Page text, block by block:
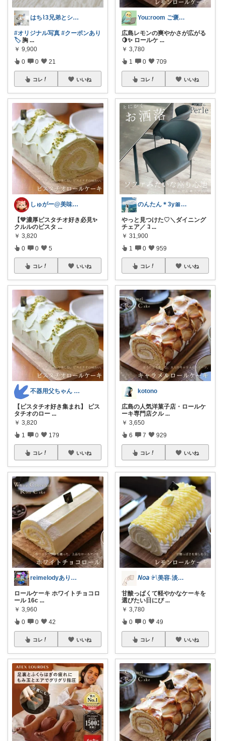
はち⌇3兄弟とシンプルな暮らし
#オリジナル写真 #クーポンあり
🏷️胸 ...
￥ 9,900
0 0 21
コレ いいね
しゅがー@美味しいスイーツや雑貨紹介
【💚濃厚ピスタチオ好き必見✨
クルルのピスタ ...
￥ 3,820
0 0 5
コレ いいね
不器用父ちゃん 送料無料お得スイーツ🍩
【ピスタチオ好き集まれ】 ピス
タチオのロー ...
￥ 3,820
1 0 179
コレ いいね
reimelodyありがとうございます
ロールケーキ ホワイトチョコロ
ール 16c ...
￥ 3,960
0 0 42
コレ いいね
You:room ご褒美スイーツ🧁
広島レモンの爽やかさが広がる
🍋✨ ロールケ ...
￥ 3,780
1 0 709
コレ いいね
のんたん＊3y🎀1y👶🏻🍼
やっと見つけた♡＼ダイニング
チェア／ ｺ ...
￥ 31,900
1 0 959
コレ いいね
kotono
広島の人気洋菓子店・ロールケ
ーキ専門店クル ...
￥ 3,650
6 7 929
コレ いいね
𝘕𝘰𝘢 𓍯美容˖淡色˖グレージュ
甘酸っぱくて軽やかなケーキを
選びたい日にぴ ...
￥ 3,780
0 0 49
コレ いいね